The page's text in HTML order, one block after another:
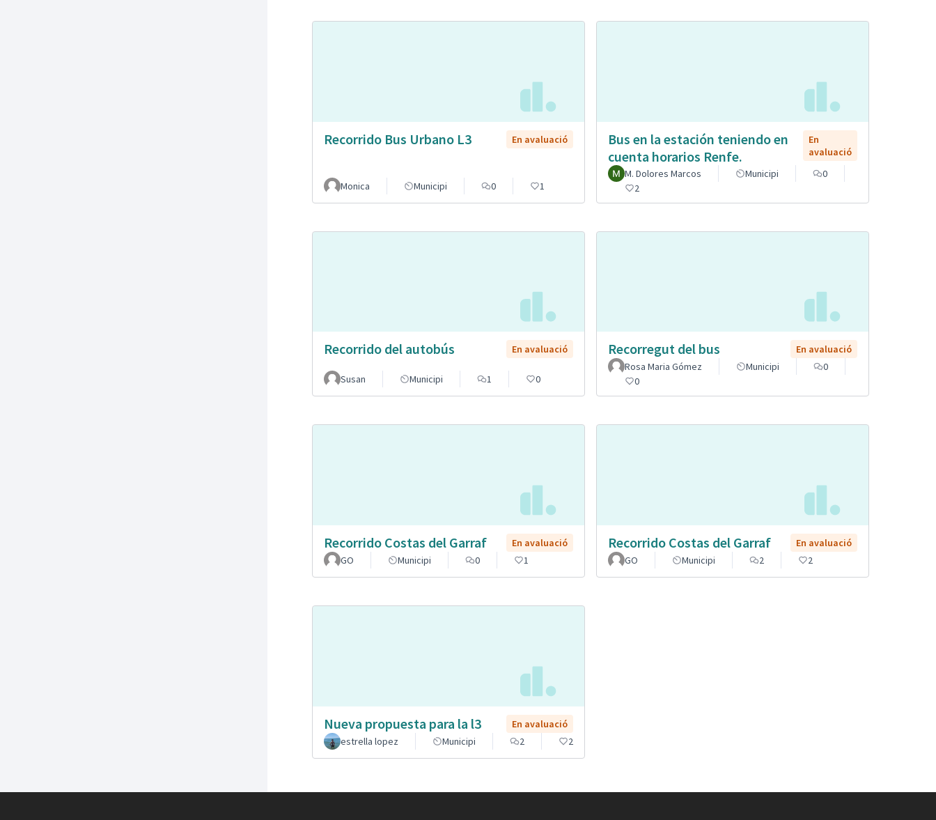
Recorrido Bus Urbano L3 En avaluació
Monica Municipi 0 1
Bus en la estación teniendo en
cuenta horarios Renfe.
En
avaluació
M. Dolores Marcos
Municipi
0
2
Recorrido del autobús En avaluació
Susan Municipi 1 0
Recorregut del bus
En avaluació
Rosa Maria Gómez
Municipi
0
0
Recorrido Costas del Garraf
En avaluació
GO
Municipi 0 1
Recorrido Costas del Garraf
En avaluació
GO
Municipi 2 2
Nueva propuesta para la l3
En avaluació
estrella lopez
Municipi 2 2